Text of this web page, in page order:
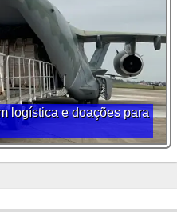
logística e doações para